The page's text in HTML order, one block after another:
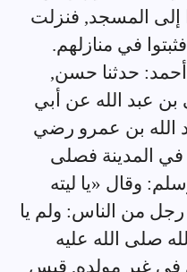
إلى المسجد, فنزلت
في منازلهم.
أحمد: حدثنا حسن,
بن عبد الله عن أبي
الله بن عمرو رضي
في المدينة فصلى
وقال «يا ليته
من الناس: ولم يا
صلى الله عليه
في غير مولده, قيس